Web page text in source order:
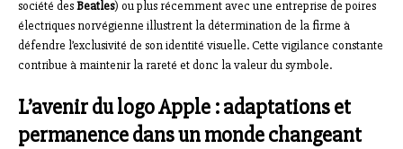
société desBeatles) ou plus récemment avec une entreprise de poires
électriques norvégienne illustrent la détermination de la firme à
défendre l’exclusivité de son identité visuelle. Cette vigilance constante
contribue à maintenir la rareté et donc la valeur du symbole.
L’avenir du logo Apple : adaptations et
permanence dans un monde changeant